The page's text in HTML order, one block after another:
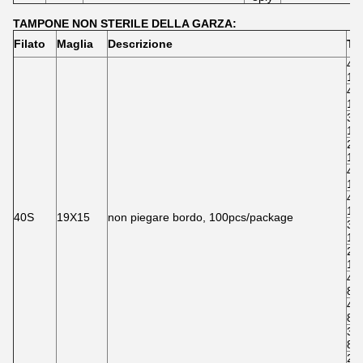
TAMPONE NON STERILE DELLA GARZA:
Filato
Maglia Descrizione
40S 19X15 non piegare bordo, 100pcs/package
4"
4"
3"
2"
4"
4"
3"
2"
4"
4"
3"
2"